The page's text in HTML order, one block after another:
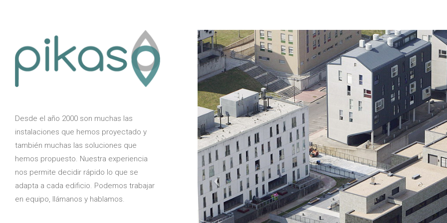
Desde el año 2000 son muchas las
instalaciones que hemos proyectado y
también muchas las soluciones que
hemos propuesto. Nuestra experiencia
nos permite decidir rápido lo que se
adapta a cada edificio. Podemos trabajar
en equipo, llámanos y hablamos.
Previous